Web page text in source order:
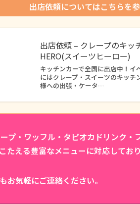
出店依頼についてはこちらを
出店依頼 – クレープのキ
HERO(スイーツヒーロー)
キッチンカーで全国に出店中！イ
にはクレープ・スイーツのキッチ
様への出張・ケータ…
プ・ワッフル・タピオカドリンク・
たえる豊富なメニューに対応しており
お気軽にご連絡ください。